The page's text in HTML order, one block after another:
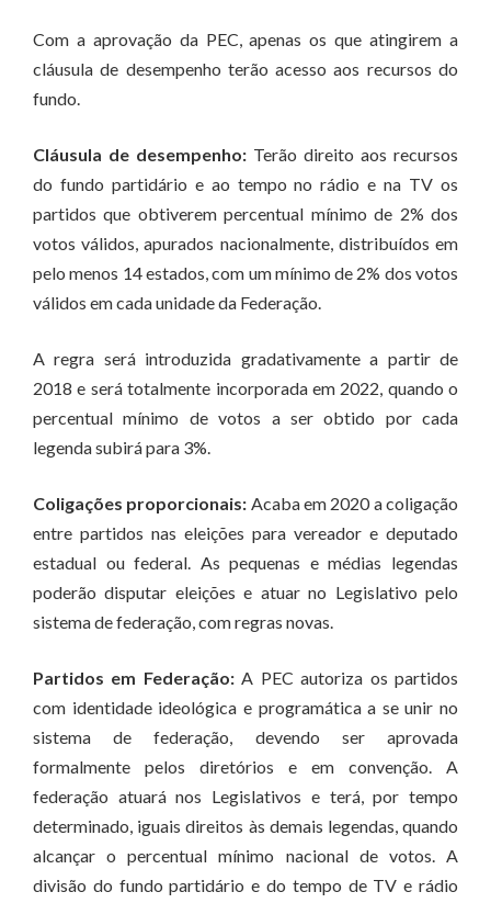
Com a aprovação da PEC, apenas os que atingirem a
cláusula de desempenho terão acesso aos recursos do
fundo.
Cláusula de desempenho: Terão direito aos recursos
do fundo partidário e ao tempo no rádio e na TV os
partidos que obtiverem percentual mínimo de 2% dos
votos válidos, apurados nacionalmente, distribuídos em
pelo menos 14 estados, com um mínimo de 2% dos votos
válidos em cada unidade da Federação.
A regra será introduzida gradativamente a partir de
2018 e será totalmente incorporada em 2022, quando o
percentual mínimo de votos a ser obtido por cada
legenda subirá para 3%.
Coligações proporcionais: Acaba em 2020 a coligação
entre partidos nas eleições para vereador e deputado
estadual ou federal. As pequenas e médias legendas
poderão disputar eleições e atuar no Legislativo pelo
sistema de federação, com regras novas.
Partidos em Federação:A PEC autoriza os partidos
com identidade ideológica e programática a se unir no
sistema de federação, devendo ser aprovada
formalmente pelos diretórios e em convenção. A
federação atuará nos Legislativos e terá, por tempo
determinado, iguais direitos às demais legendas, quando
alcançar o percentual mínimo nacional de votos. A
divisão do fundo partidário e do tempo de TV e rádio